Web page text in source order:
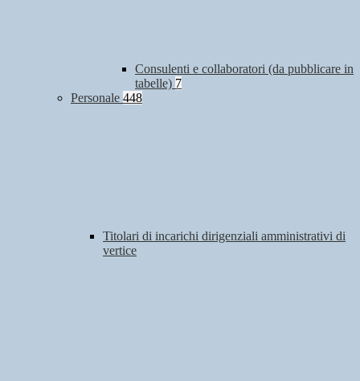
Consulenti e collaboratori (da pubblicare in
tabelle) 7
Personale 448
Titolari di incarichi dirigenziali amministrativi di
vertice